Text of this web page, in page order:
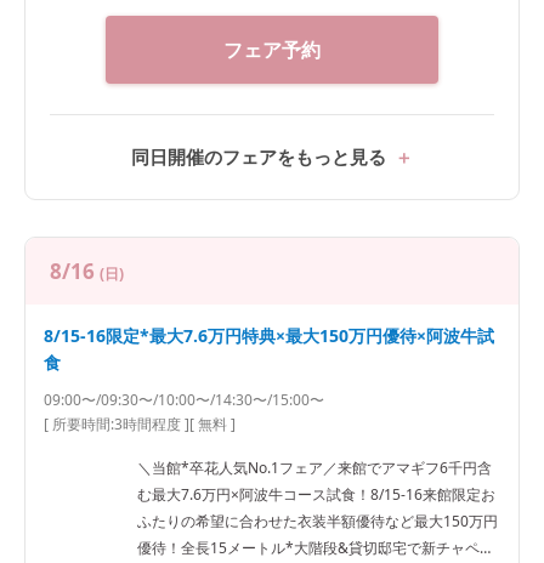
フェア予約
同日開催のフェアをもっと見る
8/16 (日)
8/15-16限定*最大7.6万円特典×最大150万円優待×阿波牛試
食
09:00〜/09:30〜/10:00〜/14:30〜/15:00〜
[ 所要時間:3時間程度][ 無料 ]
＼当館*卒花人気No.1フェア／来館でアマギフ6千円含
む最大7.6万円×阿波牛コース試食！8/15-16来館限定お
ふたりの希望に合わせた衣装半額優待など最大150万円
優待！全長15メートル*大階段&貸切邸宅で新チャペル